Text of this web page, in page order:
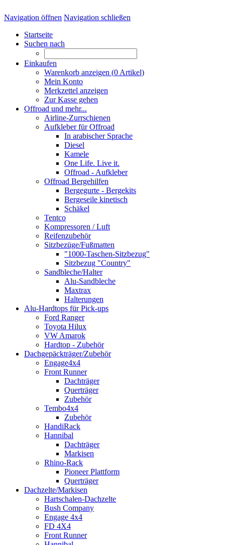
Navigation öffnen Navigation schließen
Startseite
Suchen nach
Einkaufen
Warenkorb anzeigen (0 Artikel)
Mein Konto
Merkzettel anzeigen
Zur Kasse gehen
Offroad und mehr...
Airline-Zurrschienen
Aufkleber für Offroad
In arabischer Sprache
Diesel
Kamele
One Life. Live it.
Offroad - Aufkleber
Offroad Bergehilfen
Bergegurte - Bergekits
Bergeseile kinetisch
Schäkel
Tentco
Kompressoren / Luft
Reifenzubehör
Sitzbezüge/Fußmatten
"1000-Taschen-Sitzbezug"
Sitzbezug "Country"
Sandbleche/Halter
Alu-Sandbleche
Maxtrax
Halterungen
Alu-Hardtops für Pick-ups
Ford Ranger
Toyota Hilux
VW Amarok
Hardtop - Zubehör
Dachgepäckträger/Zubehör
Engage4x4
Front Runner
Dachträger
Querträger
Zubehör
Tembo4x4
Zubehör
HandiRack
Hannibal
Dachträger
Markisen
Rhino-Rack
Pioneer Plattform
Querträger
Dachzelte/Markisen
Hartschalen-Dachzelte
Bush Company
Engage 4x4
FD 4X4
Front Runner